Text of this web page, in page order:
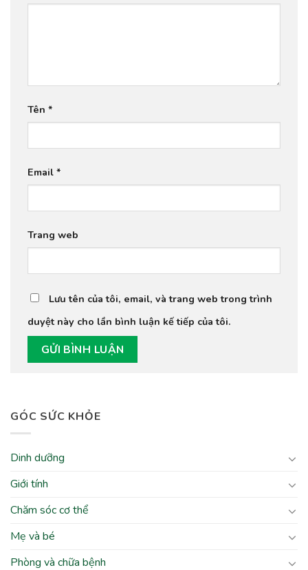
GÓC SỨC KHỎE
Dinh dưỡng
Giới tính
Chăm sóc cơ thể
Mẹ và bé
Phòng và chữa bệnh
Tên *
Email *
Trang web
Lưu tên của tôi, email, và trang web trong trình
duyệt này cho lần bình luận kế tiếp của tôi.